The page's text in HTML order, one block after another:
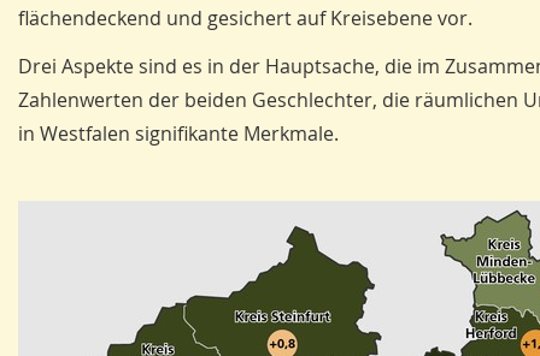
flächendeckend und gesichert auf Kreisebene vor.
Drei Aspekte sind es in der Hauptsache, die im
Zahlenwerten der beiden Geschlechter, die räumlichen
in Westfalen signifikante Merkmale.